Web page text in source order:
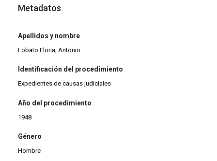
Metadatos
Apellidos y nombre
Lobato Floria, Antonio
Identificación del procedimiento
Expedientes de causas judiciales
Año del procedimiento
1948
Género
Hombre